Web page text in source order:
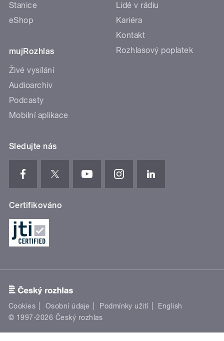
Stanice
eShop
mujRozhlas
Živé vysílání
Audioarchiv
Podcasty
Mobilní aplikace
Lidé v rádiu
Kariéra
Kontakt
Rozhlasový poplatek
Sledujte nás
Certifikováno
Cookies Osobní údaje Podmínky užití
English
© 1997-2026 Český rozhlas